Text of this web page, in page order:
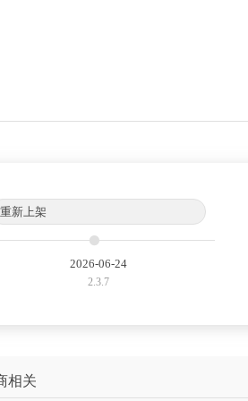
重新上架
2026-06-24
2.3.7
相关